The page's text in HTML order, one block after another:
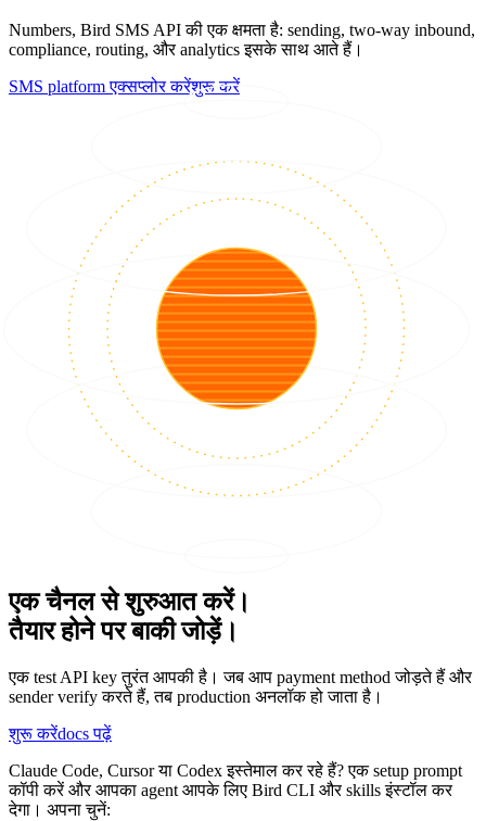
Numbers, Bird SMS API की एक क्षमता है: sending, two-way inbound,
compliance, routing, और analytics इसके साथ आते हैं।
SMS platform एक्सप्लोर करेंशुरू करें
एक चैनल से शुरुआत करें।
तैयार होने पर बाकी जोड़ें।
एक test API key तुरंत आपकी है। जब आप payment method जोड़ते हैं और
sender verify करते हैं, तब production अनलॉक हो जाता है।
शुरू करेंdocs पढ़ें
Claude Code, Cursor या Codex इस्तेमाल कर रहे हैं? एक setup prompt
कॉपी करें और आपका agent आपके लिए Bird CLI और skills इंस्टॉल कर
देगा। अपना चुनें: